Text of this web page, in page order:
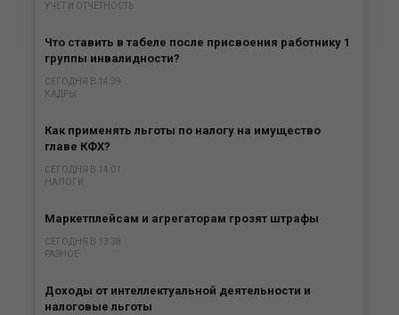
УЧЕТ И ОТЧЕТНОСТЬ
Что ставить в табеле после присвоения работнику 1
группы инвалидности?
СЕГОДНЯ В 14:39
КАДРЫ
Как применять льготы по налогу на имущество
главе КФХ?
СЕГОДНЯ В 14:01
НАЛОГИ
Маркетплейсам и агрегаторам грозят штрафы
СЕГОДНЯ В 13:38
РАЗНОЕ
Доходы от интеллектуальной деятельности и
налоговые льготы